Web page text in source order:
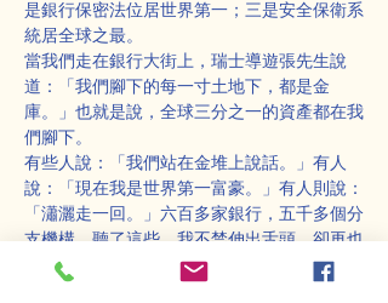
是銀行保密法位居世界第一；三是安全保衛系
統居全球之最。
當我們走在銀行大街上，瑞士導遊張先生說
道：「我們腳下的每一寸土地下，都是金
庫。」也就是說，全球三分之一的資產都在我
們腳下。
有些人說：「我們站在金堆上說話。」有人
說：「現在我是世界第一富豪。」有人則說：
「瀟灑走一回。」六百多家銀行，五千多個分
支機構，聽了這些，我不禁伸出舌頭，卻再也
縮不回來。
陳傳芳曾說過：「錢可以買房子，但未必能買